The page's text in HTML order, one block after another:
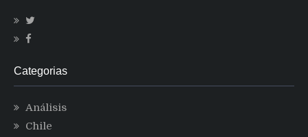
Categorias
Análisis
Chile